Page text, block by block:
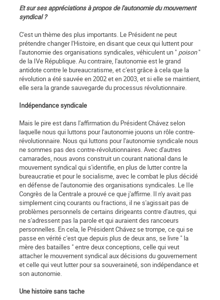
Et sur ses appréciations à propos de l'autonomie du mouvement
syndical ?
C'est un thème des plus importants. Le Président ne peut
prétendre changer l'Histoire, en disant que ceux qui luttent pour
l'autonomie des organisations syndicales, véhiculent un " poison"
de la IVe République. Au contraire, l'autonomie est le grand
antidote contre le bureaucratisme, et c'est grâce à cela que la
révolution a été sauvée en 2002 et en 2003, et si elle se maintient,
elle sera la grande sauvegarde du processus révolutionnaire.
Indépendance syndicale
Mais le pire est dans l'affirmation du Président Chávez selon
laquelle nous qui luttons pour l'autonomie jouons un rôle contre-
révolutionnaire. Nous qui luttons pour l'autonomie syndicale nous
ne sommes pas des contre-révolutionnaires. Avec d'autres
camarades, nous avons construit un courant national dans le
mouvement syndical qui s'identifie, en plus de lutter contre la
bureaucratie et pour le socialisme, avec le combat le plus décidé
en défense de l'autonomie des organisations syndicales. Le IIe
Congrès de la Centrale a prouvé ce que j'affirme. Il n'y avait pas
simplement cinq courants ou fractions, il ne s'agissait pas de
problèmes personnels de certains dirigeants contre d'au­tres, qui
ne s'adressent pas la parole et qui auraient des rancoeurs
personnelles. En cela, le Président Chávez se trompe, ce qui se
passe en vérité c'est que depuis plus de deux ans, se livre " la
mère des batailles " entre deux conceptions, celle qui veut
attacher le mouvement syndical aux décisions du gouvernement
et celle qui veut lutter pour sa souveraineté, son indépendance et
son autonomie.
Une histoire sans tache